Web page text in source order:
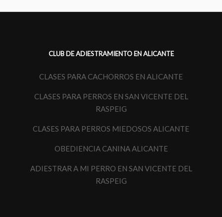
CLUB DE ADIESTRAMIENTO EN ALICANTE
CLASES PARA CACHORROS EN ALICANTE
CLASES PARA PERROS EN SAN VICENTE DEL
RASPEIG
CLASES PARA PERROS MIEDOSOS ALICANTE
OBEDIENCIA CANINA ALICANTE
ADIESTRAR A MI PERRO EN SAN VICENTE DEL
RASPEIG